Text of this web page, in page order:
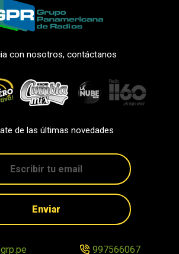
con nosotros, contáctanos
de las últimas novedades
Enviar
997566067